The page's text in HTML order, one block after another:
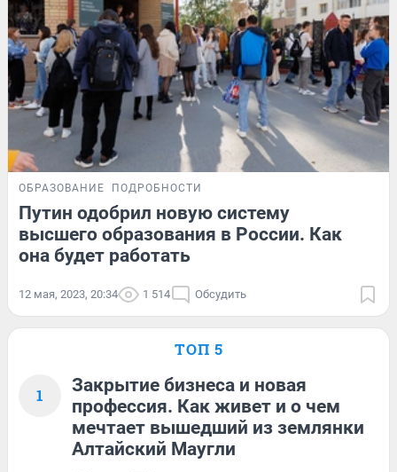
ОБРАЗОВАНИЕ ПОДРОБНОСТИ
Путин одобрил новую систему
высшего образования в России. Как
она будет работать
12 мая, 2023, 20:34 1 514 Обсудить
ТОП 5
1
Закрытие бизнеса и новая
профессия. Как живет и о чем
мечтает вышедший из землянки
Алтайский Маугли